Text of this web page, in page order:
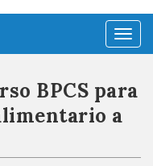
Menú
BPCS para
a